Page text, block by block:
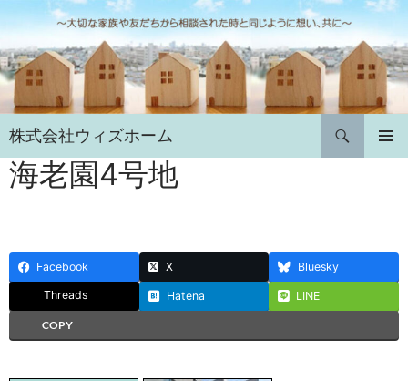
ン
テ
ン
ツ
へ
ス
キ
ッ
株式会社ウィズホーム
検
索
海老園4号地
Facebook X Bluesky
Threads Hatena LINE
COPY